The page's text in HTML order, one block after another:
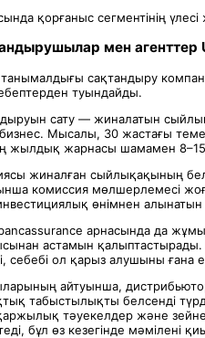
қорғаныс сегментінің
мен агенттер
танымалдығы сақтандыру
туындайды.
сату — жиналатын
Мысалы, 30 жастағы
жылдық жарнасы шамамен
жиналған сыйлықақының
комиссия мөлшерлемесі
өнімнен
арнасында да
астамын
себебі ол қарыз алушыны ғана
айтуынша,
табыстылықты белсенді
тәуекелдер және
бұл өз кезегінде мәмілені